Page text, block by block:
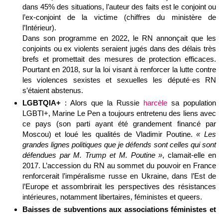
dans 45% des situations, l’auteur des faits est le conjoint ou
l’ex-conjoint de la victime (chiffres du ministère de
l’Intérieur).
Dans son programme en 2022, le RN annonçait que les
conjoints ou ex violents seraient jugés dans des délais très
brefs et promettait des mesures de protection efficaces.
Pourtant en 2018, sur la loi visant à renforcer la lutte contre
les violences sexistes et sexuelles les député·es RN
s’étaient abstenus.
LGBTQIA+: Alors que la Russie harcèlesa population
LGBTI+, Marine Le Pen a toujours entretenu des liens avec
ce pays (son parti ayant été grandement financé par
Moscou) et loué les qualités de Vladimir Poutine.« Les
grandes lignes politiques que je défends sont celles qui sont
défendues par M. Trump et M. Poutine », clamait-elle en
2017. L’accession du RN au sommet du pouvoir en France
renforcerait l’impéralisme russe en Ukraine, dans l’Est de
l’Europe et assombrirait les perspectives des résistances
intérieures, notamment libertaires, féministes et queers.
Baisses de subventions aux associations féministes et